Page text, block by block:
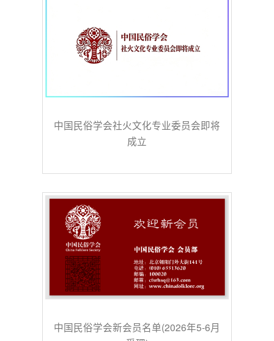
中国民俗学会社火文化专业委员会即将
成立
中国民俗学会新会员名单(2026年5-6月